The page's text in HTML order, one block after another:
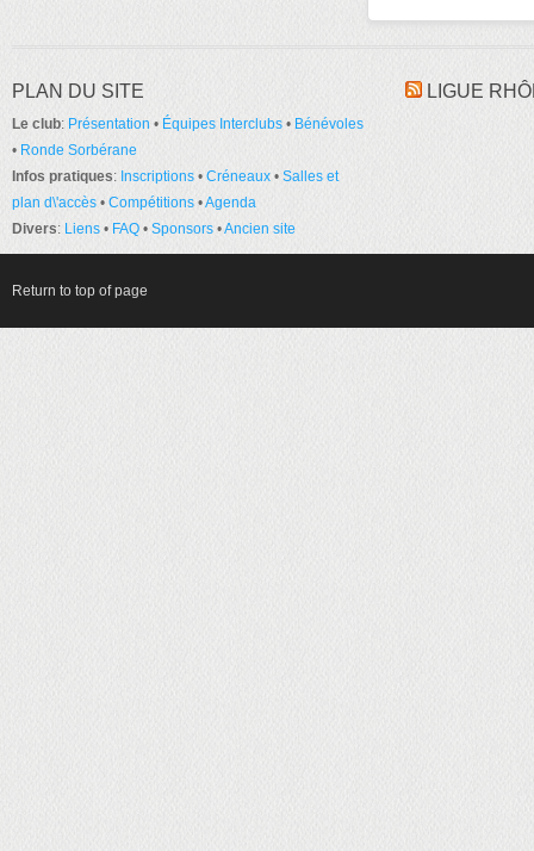
PLAN DU SITE
Le club: Présentation • Équipes Interclubs • Bénévoles
• Ronde Sorbérane
Infos pratiques: Inscriptions • Créneaux • Salles et
plan d\'accès • Compétitions •Agenda
Divers: Liens • FAQ • Sponsors •Ancien site
LIGUE
Return to top of page